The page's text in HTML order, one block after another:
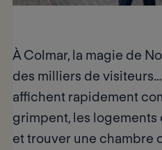
À Colmar, la magie de
des milliers de
affichent rapidement
grimpent, les logements
et trouver une chambre